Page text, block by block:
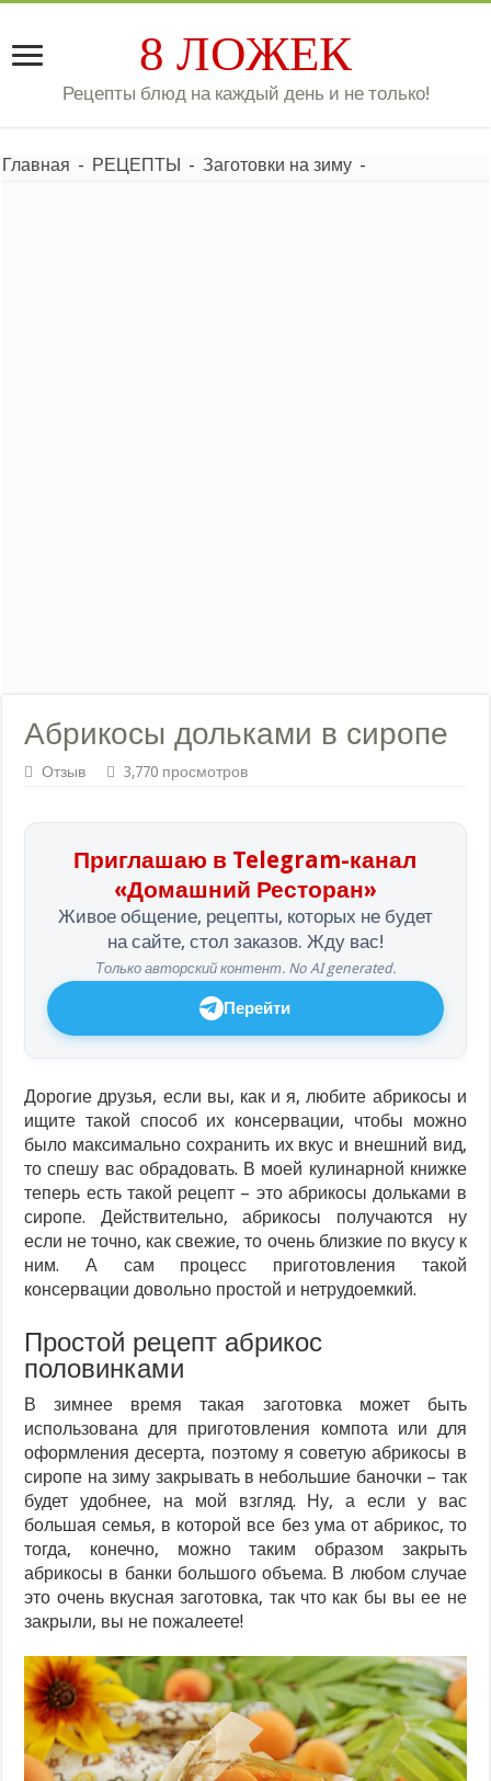
8 ЛОЖЕК
Рецепты блюд на каждый день и не только!
Главная - РЕЦЕПТЫ - Заготовки на зиму -
Абрикосы дольками в сиропе
Отзыв 3,770 просмотров
Приглашаю в Telegram-канал
«Домашний Ресторан»
Живое общение, рецепты, которых не будет
на сайте, стол заказов. Жду вас!
Только авторский контент. No AI generated.
Перейти
Дорогие друзья, если вы, как и я, любите абрикосы и
ищите такой способ их консервации, чтобы можно
было максимально сохранить их вкус и внешний вид,
то спешу вас обрадовать. В моей кулинарной книжке
теперь есть такой рецепт – это абрикосы дольками в
сиропе. Действительно, абрикосы получаются ну
если не точно, как свежие, то очень близкие по вкусу к
ним. А сам процесс приготовления такой
консервации довольно простой и нетрудоемкий.
Простой рецепт абрикос
половинками
В зимнее время такая заготовка может быть
использована для приготовления компота или для
оформления десерта, поэтому я советую абрикосы в
сиропе на зиму закрывать в небольшие баночки – так
будет удобнее, на мой взгляд. Ну, а если у вас
большая семья, в которой все без ума от абрикос, то
тогда, конечно, можно таким образом закрыть
абрикосы в банки большого объема. В любом случае
это очень вкусная заготовка, так что как бы вы ее не
закрыли, вы не пожалеете!